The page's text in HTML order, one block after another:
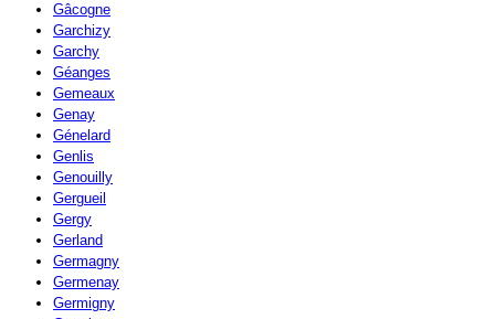
Gâcogne
Garchizy
Garchy
Géanges
Gemeaux
Genay
Génelard
Genlis
Genouilly
Gergueil
Gergy
Gerland
Germagny
Germenay
Germigny